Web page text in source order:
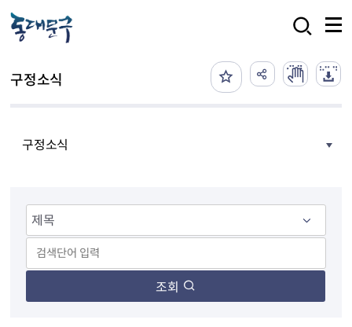
구정소식
구정소식
조회